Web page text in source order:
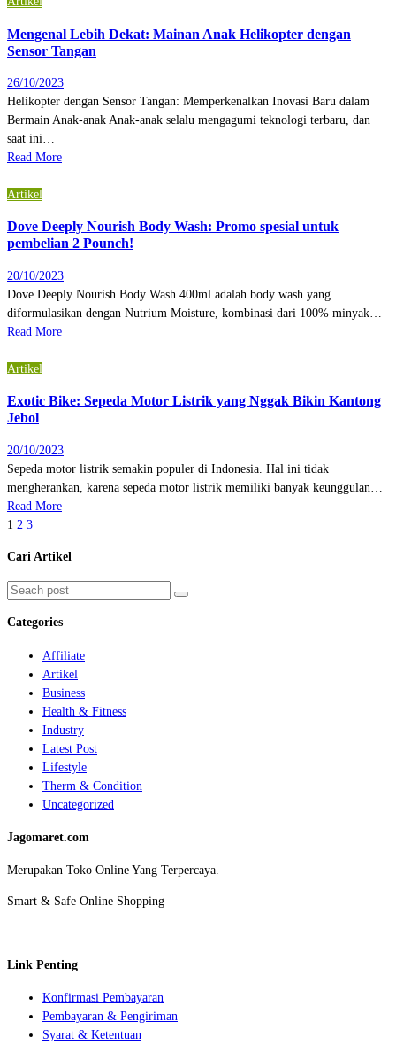
Mengenal Lebih Dekat: Mainan Anak Helikopter dengan
Sensor Tangan
26/10/2023
Helikopter dengan Sensor Tangan: Memperkenalkan Inovasi Baru dalam
Bermain Anak-anak Anak-anak selalu mengagumi teknologi terbaru, dan
saat ini…
Read More
Artikel
Dove Deeply Nourish Body Wash: Promo spesial untuk
pembelian 2 Pounch!
20/10/2023
Dove Deeply Nourish Body Wash 400ml adalah body wash yang
diformulasikan dengan Nutrium Moisture, kombinasi dari 100% minyak…
Read More
Artikel
Exotic Bike: Sepeda Motor Listrik yang Nggak Bikin Kantong
Jebol
20/10/2023
Sepeda motor listrik semakin populer di Indonesia. Hal ini tidak
mengherankan, karena sepeda motor listrik memiliki banyak keunggulan…
Read More
1 2 3
Cari Artikel
Categories
Affiliate
Artikel
Business
Health & Fitness
Industry
Latest Post
Lifestyle
Therm & Condition
Uncategorized
Jagomaret.com
Merupakan Toko Online Yang Terpercaya.
Smart & Safe Online Shopping
Link Penting
Konfirmasi Pembayaran
Pembayaran & Pengiriman
Syarat & Ketentuan